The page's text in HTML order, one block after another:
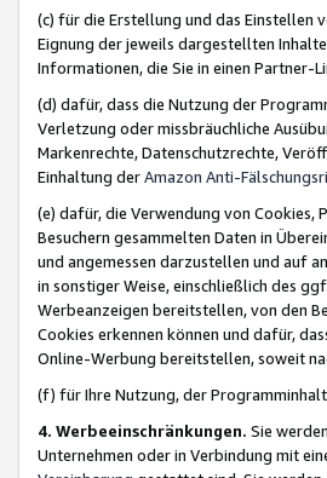
(c) für die Erstellung und das Einstellen
Eignung der jeweils dargestellten
Informationen, die Sie in einen Partner-
(d) dafür, dass die Nutzung der
Verletzung oder missbräuchliche
Markenrechte, Datenschutzrechte,
Einhaltung derAmazon Anti-
(e) dafür, die Verwendung von Cookies,
Besuchern gesammelten Daten in
und angemessen darzustellen und auf
in sonstiger Weise, einschließlich des
Werbeanzeigen bereitstellen, von den
Cookies erkennen können und dafür,
Online-Werbung bereitstellen, soweit
(f) für Ihre Nutzung, der
4. Werbeeinschränkungen. Sie
Unternehmen oder in Verbindung mit